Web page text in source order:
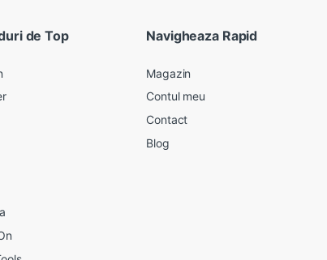
de Top Navigheaza Rapid
Magazin
Contul meu
Contact
Blog